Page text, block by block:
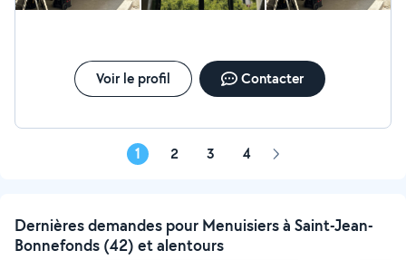
Voir le profil Contacter
1 2 3 4 Page
Dernières demandes pour Menuisiers à Saint-Jean-
Bonnefonds (42) et alentours